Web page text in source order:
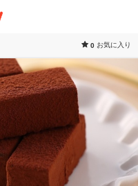
0 お気に入り